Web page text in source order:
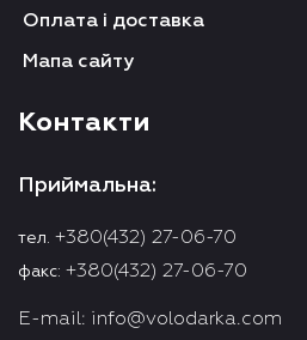
Оплата і доставка
Мапа сайту
Контакти
Приймальна:
тел. +380(432) 27-06-70
факс: +380(432) 27-06-70
E-mail: info@volodarka.com